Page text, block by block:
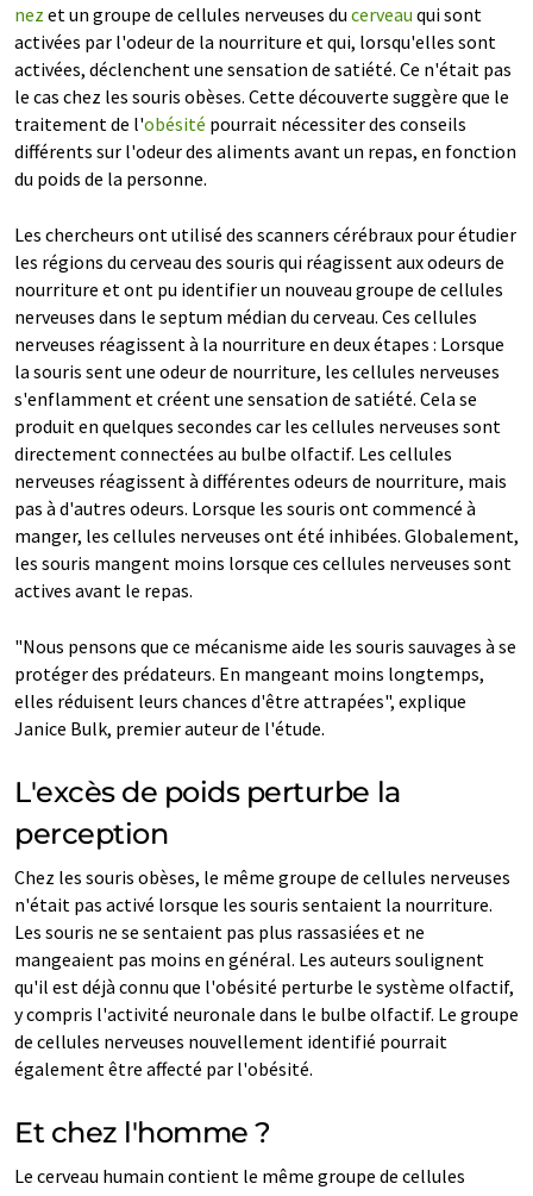
nez et un groupe de cellules nerveuses du cerveau qui sont
activées par l'odeur de la nourriture et qui, lorsqu'elles sont
activées, déclenchent une sensation de satiété. Ce n'était pas
le cas chez les souris obèses. Cette découverte suggère que le
traitement de l'obésité pourrait nécessiter des conseils
différents sur l'odeur des aliments avant un repas, en fonction
du poids de la personne.
Les chercheurs ont utilisé des scanners cérébraux pour étudier
les régions du cerveau des souris qui réagissent aux odeurs de
nourriture et ont pu identifier un nouveau groupe de cellules
nerveuses dans le septum médian du cerveau. Ces cellules
nerveuses réagissent à la nourriture en deux étapes : Lorsque
la souris sent une odeur de nourriture, les cellules nerveuses
s'enflamment et créent une sensation de satiété. Cela se
produit en quelques secondes car les cellules nerveuses sont
directement connectées au bulbe olfactif. Les cellules
nerveuses réagissent à différentes odeurs de nourriture, mais
pas à d'autres odeurs. Lorsque les souris ont commencé à
manger, les cellules nerveuses ont été inhibées. Globalement,
les souris mangent moins lorsque ces cellules nerveuses sont
actives avant le repas.
"Nous pensons que ce mécanisme aide les souris sauvages à se
protéger des prédateurs. En mangeant moins longtemps,
elles réduisent leurs chances d'être attrapées", explique
Janice Bulk, premier auteur de l'étude.
L'excès de poids perturbe la
perception
Chez les souris obèses, le même groupe de cellules nerveuses
n'était pas activé lorsque les souris sentaient la nourriture.
Les souris ne se sentaient pas plus rassasiées et ne
mangeaient pas moins en général. Les auteurs soulignent
qu'il est déjà connu que l'obésité perturbe le système olfactif,
y compris l'activité neuronale dans le bulbe olfactif. Le groupe
de cellules nerveuses nouvellement identifié pourrait
également être affecté par l'obésité.
Et chez l'homme ?
Le cerveau humain contient le même groupe de cellules